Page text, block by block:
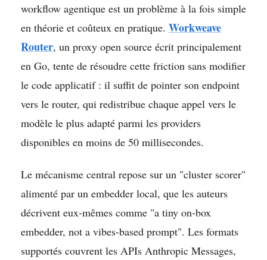
workflow agentique est un problème à la fois simple
en théorie et coûteux en pratique. Workweave
Router, un proxy open source écrit principalement
en Go, tente de résoudre cette friction sans modifier
le code applicatif : il suffit de pointer son endpoint
vers le router, qui redistribue chaque appel vers le
modèle le plus adapté parmi les providers
disponibles en moins de 50 millisecondes.
Le mécanisme central repose sur un "cluster scorer"
alimenté par un embedder local, que les auteurs
décrivent eux-mêmes comme "a tiny on-box
embedder, not a vibes-based prompt". Les formats
supportés couvrent les APIs Anthropic Messages,